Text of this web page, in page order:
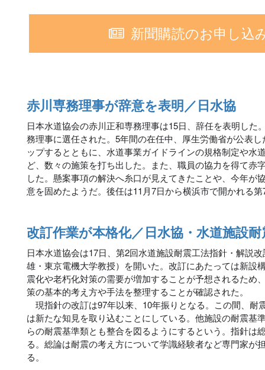
新聞購読のお申し込
赤川専務理事が辞意を表明／日水協
日本水道協会の赤川正和専務理事は15日、辞任を表明した
務理事に選任された。5年間の在任中、厚生労働省が公表
ップするとともに、水道事業ガイドラインの規格制定や水
ど、数々の施策を打ち出した。また、職員の協力を得て赤
した。懸案事項の解決へ糸口が見えてきたことや、今年が
意を固めたようだ。後任は11月7日から横浜市で開かれる
改訂作業が本格化／日水協・水道施設
日本水道協会は17日、第2回水道施設耐震工法指針・解説
雄・東京電機大学教授）を開いた。改訂にあたっては新設
震化や老朽化対策の需要が増加することが予想されるため
策の基本的考え方や手法を整理することが確認された。
現指針の改訂は97年以来、10年振りとなる。この間、耐
は新たな知見を取り込むことにしている。他施設の耐震基
らの耐震基準類とも整合を図るようにするという。指針は
る。総論は耐震の考え方について学識経験者など専門家が
る。